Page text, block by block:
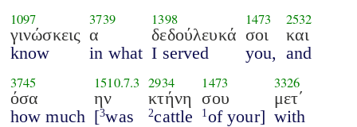
1097
γινώσκεις
know
3739
α
in what
1398
δεδούλευκά
I served
1473
σοι
you,
2532
και
and
3745
όσα
how much
1510.7.3
ην
[3was
2934
κτήνη
2cattle
1473
σου
1 of your]
3326
μετ΄
with